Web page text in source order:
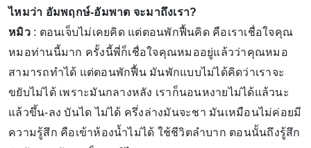
ไหมว่า อัมพฤกษ์-อัมพาต จะมาถึงเรา?
หมิว : ตอนเจ็บไม่เคยคิด แต่ตอนพักฟื้นคิด คือเราเชื่อใจคุณ
หมอท่านนี้มาก ครั้งนี้พี่ก็เชื่อใจคุณหมออยู่แล้วว่าคุณหมอ
สามารถทำได้ แต่ตอนพักฟื้น มันพักแบบไม่ได้คิดว่าเราจะ
ขยับไม่ได้ เพราะมันกลางหลัง เราก็นอนหงายไม่ได้แล้วนะ
แล้วขึ้น-ลง บันได ไม่ได้ ครึ่งล่างมันจะชา มันเหมือนไม่ค่อยมี
ความรู้สึก คือเข้าห้องน้ำไม่ได้ ใช้ชีวิตลำบาก ตอนนั้นถึงรู้สึก